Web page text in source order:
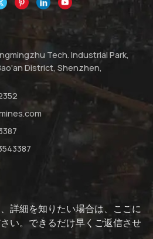
Tech. Industrial Park,
District, Shenzhen,
詳細を知りたい場合は、ここに
い。できるだけ早くご返信させ